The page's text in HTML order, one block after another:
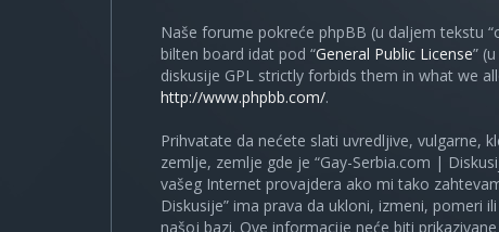
Naše forume pokreće phpBB (u daljem tekstu
bilten board idat pod “General Public License”
diskusije GPL strictly forbids them in what we
http://www.phpbb.com/.
Prihvatate da nećete slati uvredljive, vulgarne,
zemlje, zemlje gde je “Gay-Serbia.com |
vašeg Internet provajdera ako mi tako
Diskusije” ima prava da ukloni, izmeni, pomeri
našoj bazi. Ove informacije neće biti